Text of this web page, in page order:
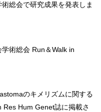
総会で研究成果を発表しま
術総会 Run＆Walk in
のキメリズムに関する
Hum Genet誌に掲載さ